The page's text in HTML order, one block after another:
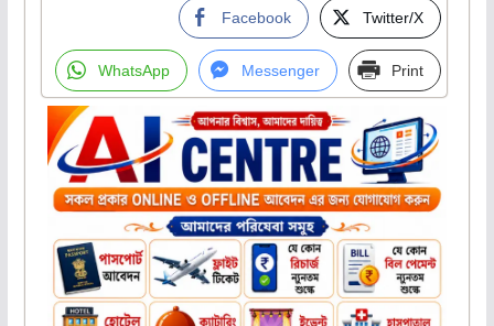
Facebook Twitter/X
WhatsApp Messenger Print